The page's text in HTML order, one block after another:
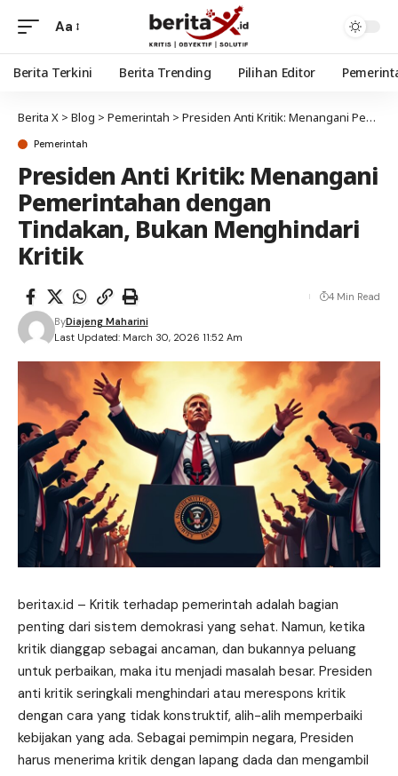
Aa
Berita Terkini Berita Trending Pilihan Editor
Berita X > Blog > Pemerintah > Presiden Anti Kritik: Menangani Pemerintahan dengan Tindakan, Bukan Menghindari Kritik
Pemerintah
Presiden Anti Kritik: Menangani
Pemerintahan dengan
Tindakan, Bukan Menghindari
Kritik
Last Updated: March 30, 2026 11:52 Am
ByDiajeng Maharini
4 Min Read
beritax.id – Kritik terhadap pemerintah adalah bagian
penting dari sistem demokrasi yang sehat. Namun, ketika
kritik dianggap sebagai ancaman, dan bukannya peluang
untuk perbaikan, maka itu menjadi masalah besar. Presiden
anti kritik seringkali menghindari atau merespons kritik
dengan cara yang tidak konstruktif, alih-alih memperbaiki
kebijakan yang ada. Sebagai pemimpin negara, Presiden
harus menerima kritik dengan lapang dada dan mengambil